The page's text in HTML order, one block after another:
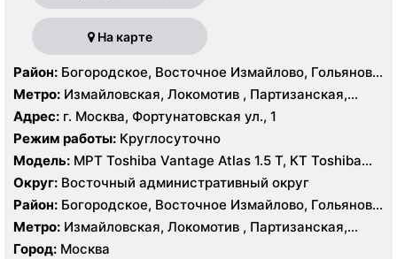
На карте
Район: Богородское, Восточное Измайлово, Гольяново,
Измайлово, Соколиная Гора
Метро: Измайловская, Локомотив , Партизанская,
Преображенская площадь, Черкизовская
Адрес: г. Москва, Фортунатовская ул., 1
Режим работы: Круглосуточно
Модель: МРТ Toshiba Vantage Atlas 1.5 Т, КТ Toshiba
Aquilion Prime 160 срезов, Toshiba Aquilion CXL 128
срезов, Body Tom 32 среза УЗИ GE Voluson E8, GE Vivid
9
Округ: Восточный административный округ
Район: Богородское, Восточное Измайлово, Гольяново,
Измайлово, Соколиная Гора
Метро: Измайловская, Локомотив , Партизанская,
Преображенская площадь, Черкизовская
Город: Москва